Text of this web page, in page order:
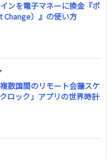
ンを電子マネーに換金『ポ
）』の使い方
数国間のリモート会議スケ
ロック」アプリの世界時計